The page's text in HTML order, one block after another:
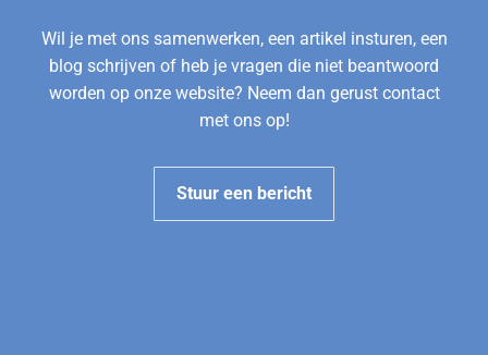
Wil je met ons samenwerken, een artikel insturen, een
blog schrijven of heb je vragen die niet beantwoord
worden op onze website? Neem dan gerust contact
met ons op!
Stuur een bericht